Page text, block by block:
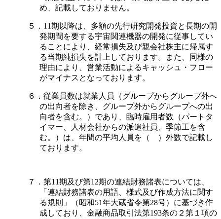
め、記載しておりません。
５．11期以降は、多額の先行研究開発投資と長期の開
発期間を要する宇宙関連機器の開発に従事してい
ることにより、経常損失及び親会社株主に帰属す
る当期純損失を計上しております。また、同様の
理由により、営業活動によるキャッシュ・フロー
がマイナスとなっております。
６．従業員数は就業人員（グループからグループ外へ
の出向者を除き、グループ外からグループへの出
向者を含む。）であり、臨時雇用者数（パートタ
イマー、人材会社からの派遣社員、季節工を含
む。）は、年間の平均人員を（ ）外数で記載し
ております。
７．第11期及び第12期の連結財務諸表については、
「連結財務諸表の用語、様式及び作成方法に関す
る規則」（昭和51年大蔵省令第28号）に基づき作
成しており、金融商品取引法第193条の２第１項の